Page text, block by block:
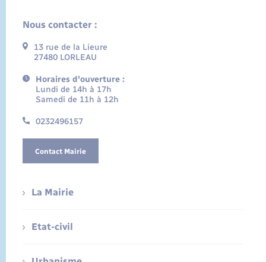
Nous contacter :
13 rue de la Lieure
27480 LORLEAU
Horaires d'ouverture :
Lundi de 14h à 17h
Samedi de 11h à 12h
0232496157
Contact Mairie
La Mairie
Etat-civil